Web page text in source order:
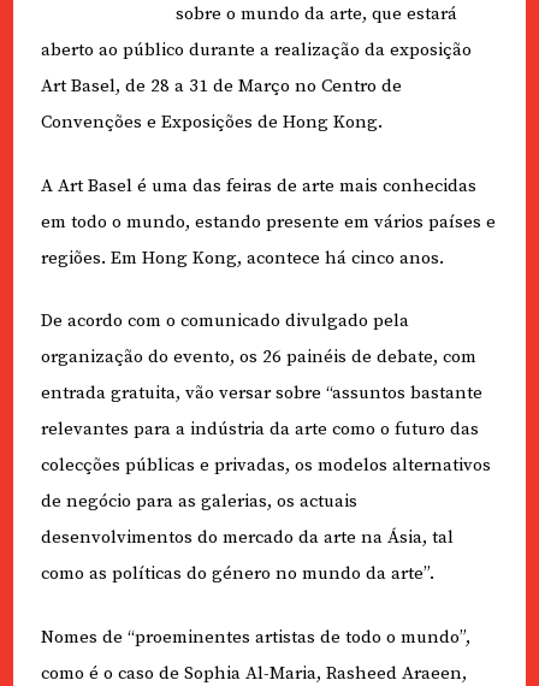
sobre o mundo da arte, que estará
aberto ao público durante a realização da exposição
Art Basel, de 28 a 31 de Março no Centro de
Convenções e Exposições de Hong Kong.
A Art Basel é uma das feiras de arte mais conhecidas
em todo o mundo, estando presente em vários países e
regiões. Em Hong Kong, acontece há cinco anos.
De acordo com o comunicado divulgado pela
organização do evento, os 26 painéis de debate, com
entrada gratuita, vão versar sobre “assuntos bastante
relevantes para a indústria da arte como o futuro das
colecções públicas e privadas, os modelos alternativos
de negócio para as galerias, os actuais
desenvolvimentos do mercado da arte na Ásia, tal
como as políticas do género no mundo da arte”.
Nomes de “proeminentes artistas de todo o mundo”,
como é o caso de Sophia Al-Maria, Rasheed Araeen,